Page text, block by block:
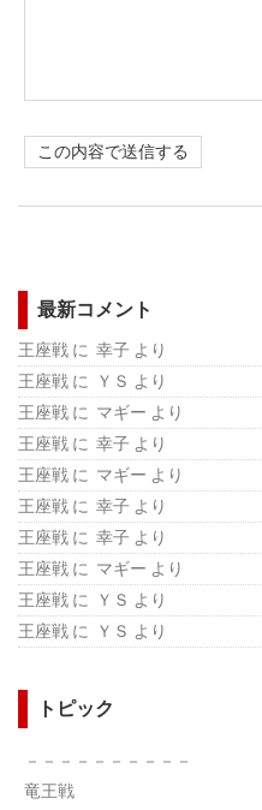
最新コメント
王座戦 に 幸子 より
王座戦 に ＹＳ より
王座戦 に マギー より
王座戦 に 幸子 より
王座戦 に マギー より
王座戦 に 幸子 より
王座戦 に 幸子 より
王座戦 に マギー より
王座戦 に ＹＳ より
王座戦 に ＹＳ より
トピック
－－－－－－－－－－
竜王戦